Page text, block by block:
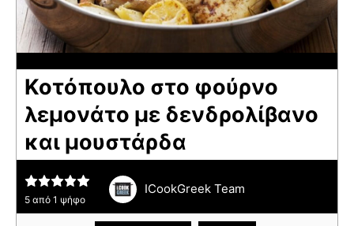
Κοτόπουλο στο φούρνο
λεμονάτο με δενδρολίβανο
και μουστάρδα
5 από 1 ψήφο
ICookGreek Team